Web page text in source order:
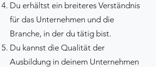
Du erhältst ein breiteres Verständnis
für das Unternehmen und die
Branche, in der du tätig bist.
Du kannst die Qualität der
Ausbildung in deinem Unternehmen